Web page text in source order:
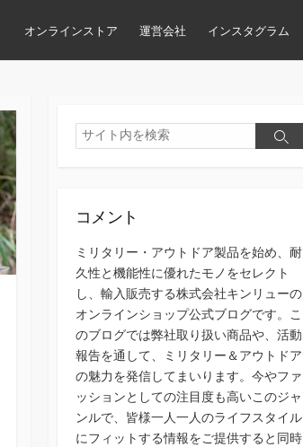
オンラインストア 運営会社 インスタグラム
検
索
検
コメント
ミリタリー・アウトドア製品を始め、耐
久性と機能性に優れたモノをセレクト
し、輸入販売する株式会社キンリューの
オンラインショップ公式ブログです。こ
のブログでは弊社取り扱い商品や、活動
報告を通して、ミリタリー＆アウトドア
の魅力を発信してまいります。今やファ
ッションとしての注目度も高いこのジャ
ンルで、皆様一人一人のライフスタイル
にフィットする情報をご提供すると同時